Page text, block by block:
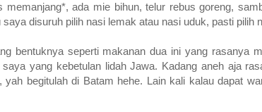
ada mie bihun, telur rebus goreng,
disuruh pilih nasi lemak atau nasi uduk, pasti pilih
bentuknya seperti makanan dua ini yang rasanya
yang kebetulan lidah Jawa. Kadang aneh aja
begitulah di Batam hehe. Lain kali kalau dapat